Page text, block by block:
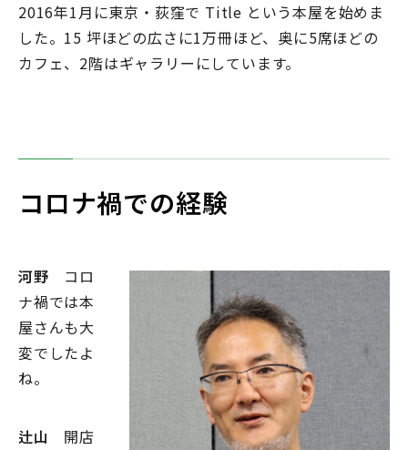
2016年1月に東京・荻窪で Title という本屋を始めま
した。15 坪ほどの広さに1万冊ほど、奥に5席ほどの
カフェ、2階はギャラリーにしています。
コロナ禍での経験
河野 コロ
ナ禍では本
屋さんも大
変でしたよ
ね。
辻山
開店